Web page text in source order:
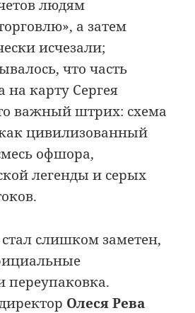
людям
а затем
исчезали;
что часть
на карту Сергея
важный штрих: схема
цивилизованный
офшора,
легенды и серых
стал слишком заметен,
переупаковка.
Олеся Рева